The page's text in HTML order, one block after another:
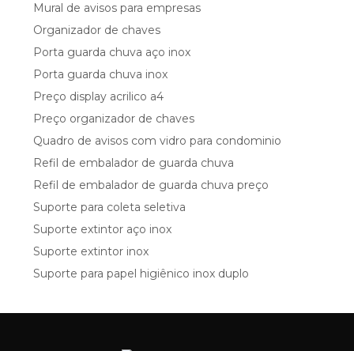
Mural de avisos para empresas
Organizador de chaves
Porta guarda chuva aço inox
Porta guarda chuva inox
Preço display acrilico a4
Preço organizador de chaves
Quadro de avisos com vidro para condominio
Refil de embalador de guarda chuva
Refil de embalador de guarda chuva preço
Suporte para coleta seletiva
Suporte extintor aço inox
Suporte extintor inox
Suporte para papel higiênico inox duplo